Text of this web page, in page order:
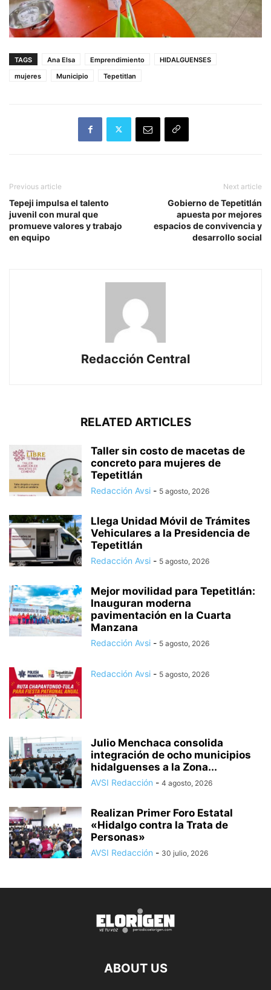
TAGS Ana Elsa Emprendimiento
HIDALGUENSES
mujeres
Municipio Tepetitlan
Previous article
Tepeji impulsa el talento
juvenil con mural que
promueve valores y trabajo
en equipo
Next article
Gobierno de Tepetitlán
apuesta por mejores
espacios de convivencia y
desarrollo social
Redacción Central
RELATED ARTICLES
Taller sin costo de macetas de
concreto para mujeres de
Tepetitlán
Redacción Avsi - 5 agosto, 2026
Llega Unidad Móvil de Trámites
Vehiculares a la Presidencia de
Tepetitlán
Redacción Avsi - 5 agosto, 2026
Mejor movilidad para Tepetitlán:
Inauguran moderna
pavimentación en la Cuarta
Manzana
Redacción Avsi - 5 agosto, 2026
Redacción Avsi - 5 agosto, 2026
Julio Menchaca consolida
integración de ocho municipios
hidalguenses a la Zona...
AVSI Redacción - 4 agosto, 2026
Realizan Primer Foro Estatal
«Hidalgo contra la Trata de
Personas»
AVSI Redacción - 30 julio, 2026
ABOUT US